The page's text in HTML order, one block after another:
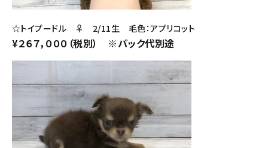
☆トイプードル ♀ 2/11生 毛色：アプリコット
¥２６７，０００（税別） ※パック代別途